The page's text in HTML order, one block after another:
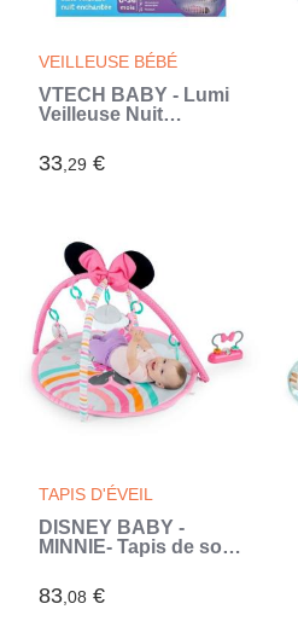
VEILLEUSE BÉBÉ
VTECH BABY - Lumi
Veilleuse Nuit
(Rose)
33,29 €
TAPIS D'ÉVEIL
DISNEY BABY -
MINNIE- Tapis de sol
arche avec jouets
sensoriels et
83,08 €